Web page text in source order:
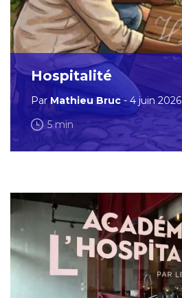
Hospitalité
Par Mathieu Bruc- 4 juin 2026
5 min